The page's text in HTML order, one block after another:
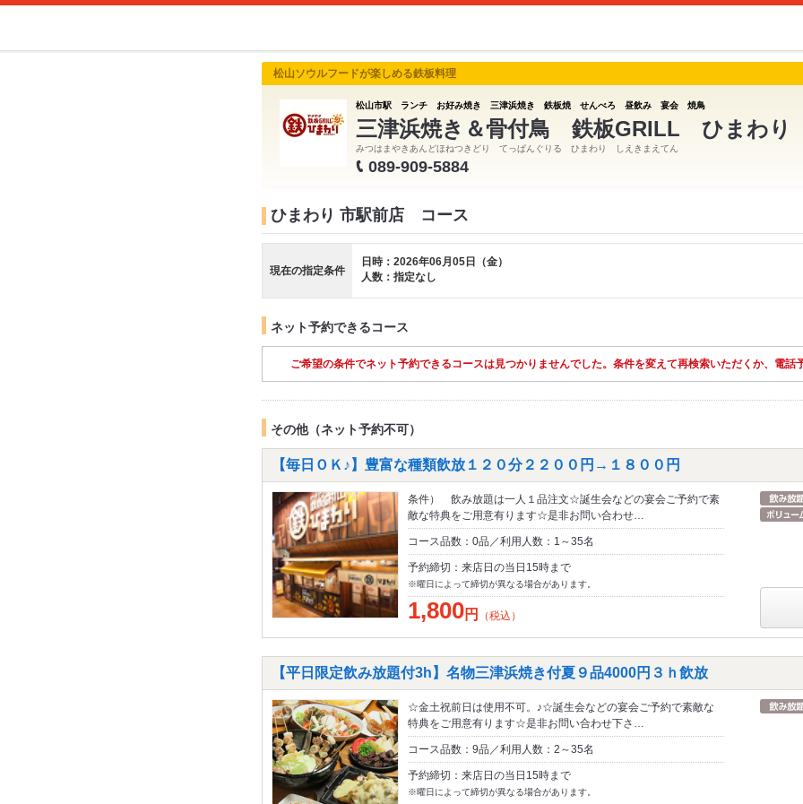
松山ソウルフードが楽しめる鉄板料理
松山市駅 ランチ お好み焼き 三津浜焼き 鉄板焼 せんべろ 昼飲み 宴会 焼鳥
三津浜焼き＆骨付鳥 鉄板GRILL ひまわ
みつはまやきあんどほねつきどり てっぱんぐりる ひまわり しえきまえてん
089-909-5884
ひまわり 市駅前店 コース
現在の指定条件
日時：2026年06月05日（金）
人数：指定なし
ネット予約できるコース
ご希望の条件でネット予約できるコースは見つかりませんでした。条件を変えて再検索いただくか、電話
その他（ネット予約不可）
【毎日ＯＫ♪】豊富な種類飲放１２０分２２００円→１８００円
条件） 飲み放題は一人１品注文☆誕生会などの宴会ご予約で素
敵な特典をご用意有ります☆是非お問い合わせ…
コース品数：0品／利用人数：1～35名
予約締切：来店日の当日15時まで
※曜日によって締切が異なる場合があります。
1,800円 （税込）
【平日限定飲み放題付3h】名物三津浜焼き付夏９品4000円３ｈ飲放
☆金土祝前日は使用不可。♪☆誕生会などの宴会ご予約で素敵な
特典をご用意有ります☆是非お問い合わせ下さ…
コース品数：9品／利用人数：2～35名
予約締切：来店日の当日15時まで
※曜日によって締切が異なる場合があります。